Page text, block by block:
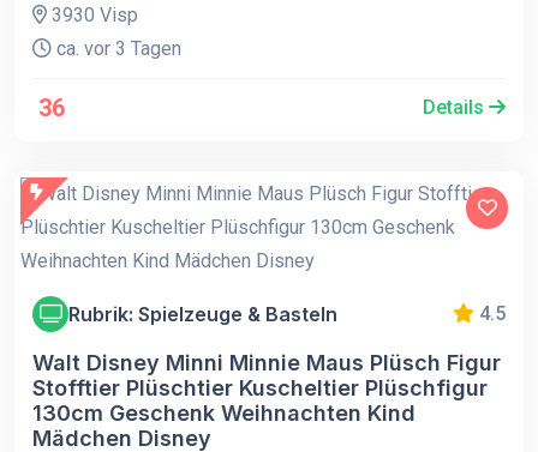
3930 Visp
ca. vor 3 Tagen
36 Details
Rubrik: Spielzeuge & Basteln 4.5
Walt Disney Minni Minnie Maus Plüsch Figur
Stofftier Plüschtier Kuscheltier Plüschfigur
130cm Geschenk Weihnachten Kind
Mädchen Disney